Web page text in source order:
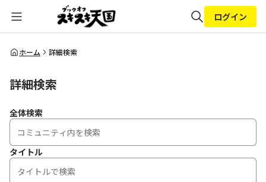
全体検索
ログイン
ホーム 詳細検索
詳細検索
全体検索
タイトル